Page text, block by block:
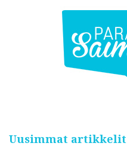
Uusimmat artikkelit